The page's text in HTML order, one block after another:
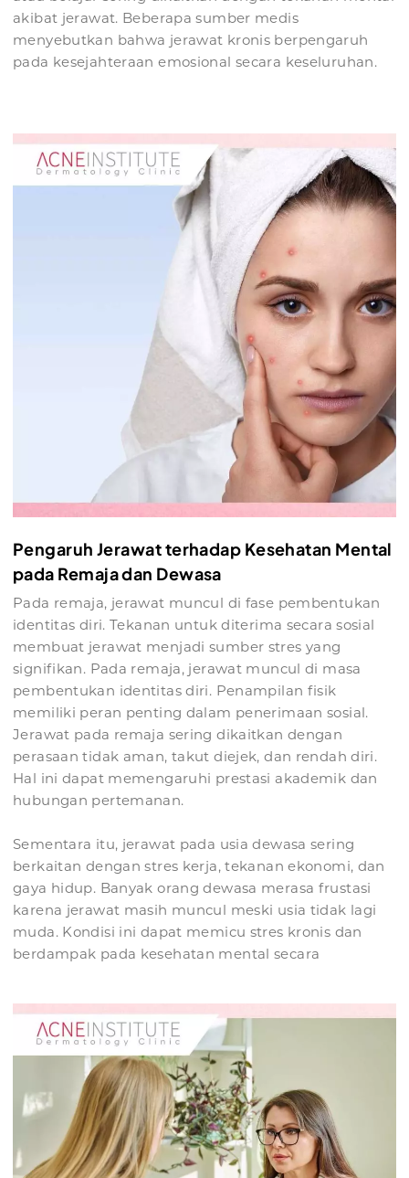
akibat jerawat. Beberapa sumber medis
menyebutkan bahwa jerawat kronis berpengaruh
pada kesejahteraan emosional secara keseluruhan.
Pengaruh Jerawat terhadap Kesehatan Mental
pada Remaja dan Dewasa
Pada remaja, jerawat muncul di fase pembentukan
identitas diri. Tekanan untuk diterima secara sosial
membuat jerawat menjadi sumber stres yang
signifikan. Pada remaja, jerawat muncul di masa
pembentukan identitas diri. Penampilan fisik
memiliki peran penting dalam penerimaan sosial.
Jerawat pada remaja sering dikaitkan dengan
perasaan tidak aman, takut diejek, dan rendah diri.
Hal ini dapat memengaruhi prestasi akademik dan
hubungan pertemanan.
Sementara itu, jerawat pada usia dewasa sering
berkaitan dengan stres kerja, tekanan ekonomi, dan
gaya hidup. Banyak orang dewasa merasa frustasi
karena jerawat masih muncul meski usia tidak lagi
muda. Kondisi ini dapat memicu stres kronis dan
berdampak pada kesehatan mental secara